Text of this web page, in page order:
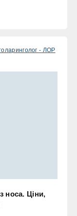
- ЛОР
носа. Ціни,